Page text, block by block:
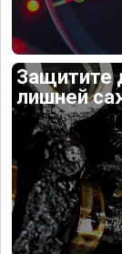
Защитите
лишней